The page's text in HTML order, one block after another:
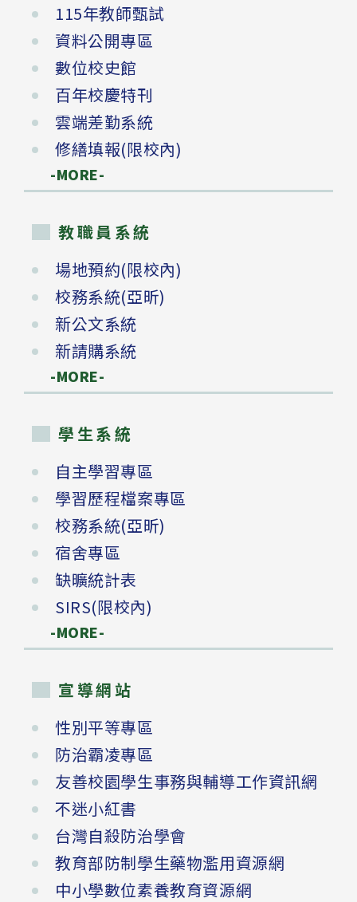
115年教師甄試
資料公開專區
數位校史館
百年校慶特刊
雲端差勤系統
修繕填報(限校內)
-MORE-
教職員系統
場地預約(限校內)
校務系統(亞昕)
新公文系統
新請購系統
-MORE-
學生系統
自主學習專區
學習歷程檔案專區
校務系統(亞昕)
宿舍專區
缺曠統計表
SIRS(限校內)
-MORE-
宣導網站
性別平等專區
防治霸凌專區
友善校園學生事務與輔導工作資訊網
不迷小紅書
台灣自殺防治學會
教育部防制學生藥物濫用資源網
中小學數位素養教育資源網